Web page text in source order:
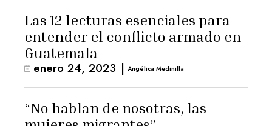
Las 12 lecturas esenciales para
entender el conflicto armado en
Guatemala
enero 24, 2023 | Angélica Medinilla
“No hablan de nosotras, las